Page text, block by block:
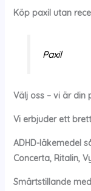
Köp paxil utan
Paxil
Välj oss – vi är din
Vi erbjuder ett
ADHD-läkemedel
Concerta, Ritalin,
Smärtstillande